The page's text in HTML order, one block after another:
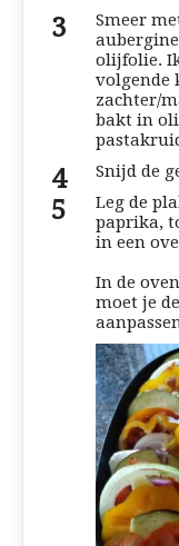
Smeer
olijfolie.
volgende
zachter/
bakt in
Snijd de
Leg de
paprika,
in een
In de
moet je